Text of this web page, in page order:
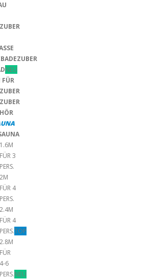
NEU
FÜR
1.6M
FÜR 3
PERS.
2M
FÜR 4
PERS.
2.4M
FÜR 4
PERS.TOP
2.8M
FÜR
4-6
PERS.NEU